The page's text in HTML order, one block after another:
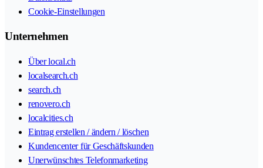
Cookie-Einstellungen
Unternehmen
Über local.ch
localsearch.ch
search.ch
renovero.ch
localcities.ch
Eintrag erstellen / ändern / löschen
Kundencenter für Geschäftskunden
Unerwünschtes Telefonmarketing